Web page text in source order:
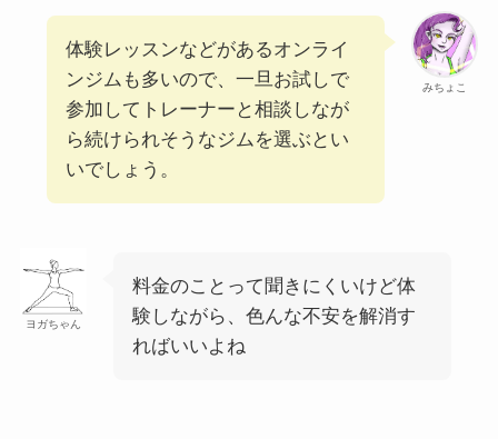
みちょこ
体験レッスンなどがあるオンライ
ンジムも多いので、一旦お試しで
参加してトレーナーと相談しなが
ら続けられそうなジムを選ぶとい
いでしょう。
ヨガちゃん
料金のことって聞きにくいけど体
験しながら、色んな不安を解消す
ればいいよね